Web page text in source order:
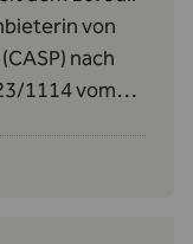
von
nach
1114 vom